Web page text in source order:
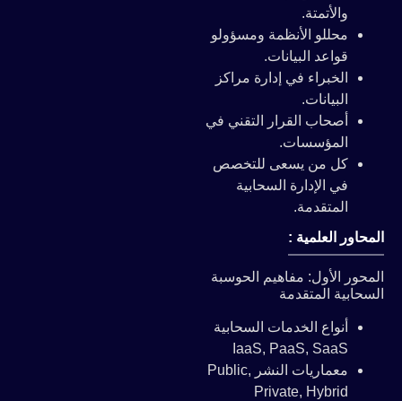
والأتمتة.
محللو الأنظمة ومسؤولو
قواعد البيانات.
الخبراء في إدارة مراكز
البيانات.
أصحاب القرار التقني في
المؤسسات.
كل من يسعى للتخصص
في الإدارة السحابية
المتقدمة.
المحاور العلمية :
المحور الأول: مفاهيم الحوسبة
السحابية المتقدمة
أنواع الخدمات السحابية
IaaS, PaaS, SaaS
معماريات النشر Public,
Private, Hybrid